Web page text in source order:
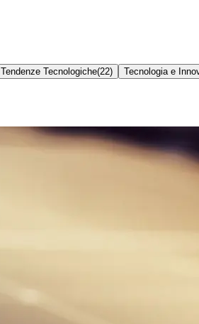
Tendenze Tecnologiche(22) Tecnologia e